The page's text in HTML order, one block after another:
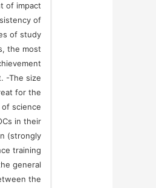
of impact
of
of study
the most
-The size
for the
science
in their
(strongly
training
general
the